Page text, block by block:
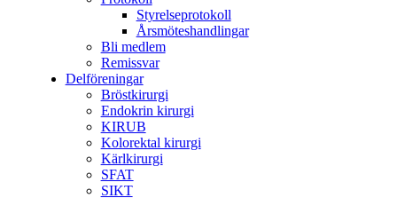
Styrelseprotokoll
Årsmöteshandlingar
Bli medlem
Remissvar
Delföreningar
Bröstkirurgi
Endokrin kirurgi
KIRUB
Kolorektal kirurgi
Kärlkirurgi
SFAT
SIKT